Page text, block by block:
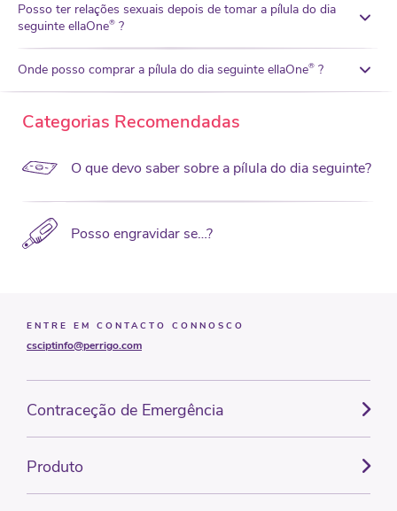
Posso ter relações sexuais depois de tomar a pílula do dia
seguinte ellaOne® ?
Onde posso comprar a pílula do dia seguinte ellaOne® ?
Categorias Recomendadas
O que devo saber sobre a pílula do dia seguinte?
Posso engravidar se…?
ENTRE EM CONTACTO CONNOSCO
csciptinfo@perrigo.com
Contraceção de Emergência
Produto